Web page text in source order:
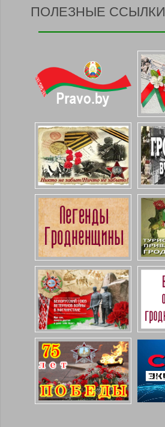
ПОЛЕЗНЫЕ ССЫЛКИ